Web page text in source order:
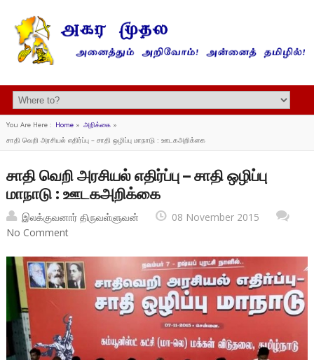
You Are Here : Home» அறிக்கை»
சாதி வெறி அரசியல் எதிர்ப்பு – சாதி ஒழிப்பு மாநாடு : ஊடகஅறிக்கை
சாதி வெறி அரசியல் எதிர்ப்பு – சாதி ஒழிப்பு
மாநாடு : ஊடகஅறிக்கை
இலக்குவனார் திருவள்ளுவன்
08 November 2015
No Comment